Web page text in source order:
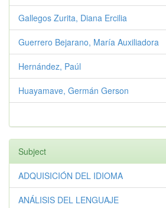
Gallegos Zurita, Diana Ercilia
Guerrero Bejarano, María Auxiliadora
Hernández, Paúl
Huayamave, Germán Gerson
Subject
ADQUISICIÓN DEL IDIOMA
ANÁLISIS DEL LENGUAJE